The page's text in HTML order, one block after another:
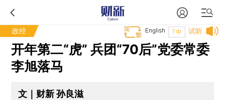
政经 试听
T中
English
开年第二“虎” 兵团“70后”党委常委
李旭落马
文｜财新 孙良滋